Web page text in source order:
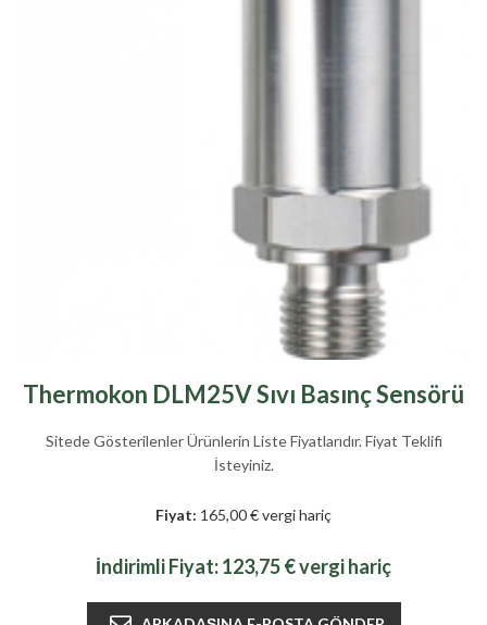
Thermokon DLM25V Sıvı Basınç Sensörü
Sitede Gösterilenler Ürünlerin Liste Fiyatlarıdır. Fiyat Teklifi
İsteyiniz.
Fiyat: 165,00 € vergi hariç
İndirimli Fiyat:123,75 € vergi hariç